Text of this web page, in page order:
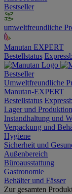
Bestseller
umweltfreundliche
Manutan EXPERT
Bestellstatus
Bestseller
Umweltfreundliche
Manutan-EXPERT
Bestellstatus
Lager und Produktion
Instandhaltung und
Verpackung und
Hygiene
Sicherheit und
Außenbereich
Büroausstattung
Gastronomie
Behälter und Fässer
Zur gesamten